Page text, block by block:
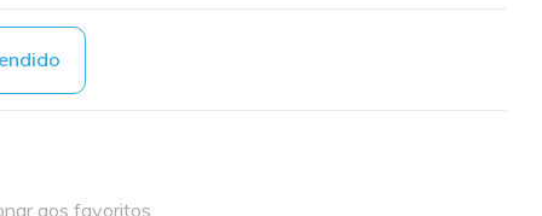
aos favoritos